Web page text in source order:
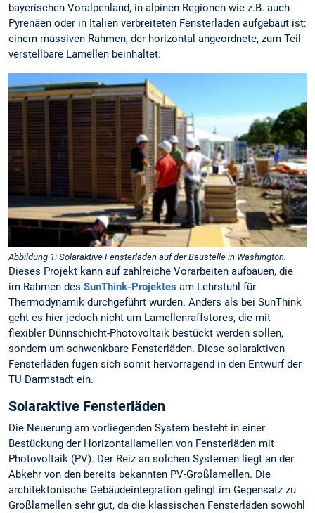
bayerischen Voralpenland, in alpinen Regionen wie z.B. auch
Pyrenäen oder in Italien verbreiteten Fensterladen aufgebaut ist:
einem massiven Rahmen, der horizontal angeordnete, zum Teil
verstellbare Lamellen beinhaltet.
Abbildung 1: Solaraktive Fensterläden auf der Baustelle in Washington.
Dieses Projekt kann auf zahlreiche Vorarbeiten aufbauen, die
im Rahmen des SunThink-Projektes am Lehrstuhl für
Thermodynamik durchgeführt wurden. Anders als bei SunThink
geht es hier jedoch nicht um Lamellenraffstores, die mit
flexibler Dünnschicht-Photovoltaik bestückt werden sollen,
sondern um schwenkbare Fensterläden. Diese solaraktiven
Fensterläden fügen sich somit hervorragend in den Entwurf der
TU Darmstadt ein.
Solaraktive Fensterläden
Die Neuerung am vorliegenden System besteht in einer
Bestückung der Horizontallamellen von Fensterläden mit
Photovoltaik (PV). Der Reiz an solchen Systemen liegt an der
Abkehr von den bereits bekannten PV-Großlamellen. Die
architektonische Gebäudeintegration gelingt im Gegensatz zu
Großlamellen sehr gut, da die klassischen Fensterläden sowohl